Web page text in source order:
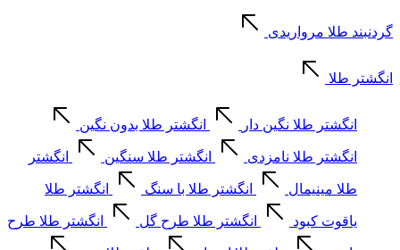
گردنبند طلا مرواریدی
انگشتر طلا
انگشتر طلا نگین دار انگشتر طلا بدون نگین
انگشتر طلا نامزدی انگشتر طلا سنگین انگشتر
طلا مینیمال انگشتر طلا با سنگ انگشتر طلا
یاقوت کبود انگشتر طلا طرح گل انگشتر طلا طرح